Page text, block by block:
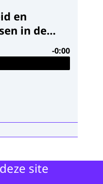
en
in de
-0:00
site